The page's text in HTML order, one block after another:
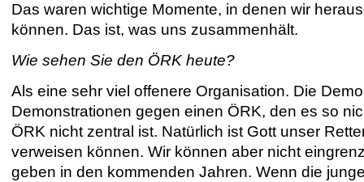
Das waren wichtige Momente, in denen wir
können. Das ist, was uns zusammenhält.
Wie sehen Sie den ÖRK heute?
Als eine sehr viel offenere Organisation. Die
Demonstrationen gegen einen ÖRK, den es so
ÖRK nicht zentral ist. Natürlich ist Gott unser
verweisen können. Wir können aber nicht
geben in den kommenden Jahren. Wenn die